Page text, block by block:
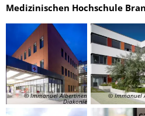
Medizinischen Hochschule
© Immanuel Albertinen
Diakonie
© Immanuel